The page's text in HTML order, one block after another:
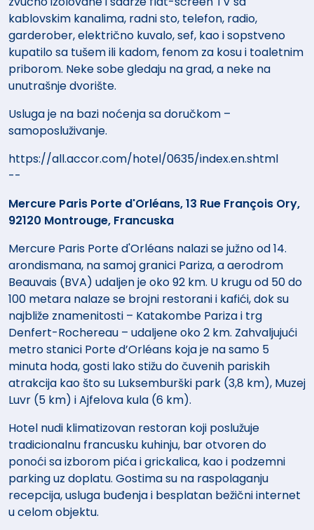
kablovskim kanalima, radni sto, telefon, radio,
garderober, električno kuvalo, sef, kao i sopstveno
kupatilo sa tušem ili kadom, fenom za kosu i toaletnim
priborom. Neke sobe gledaju na grad, a neke na
unutrašnje dvorište.
Usluga je na bazi noćenja sa doručkom –
samoposluživanje.
https://all.accor.com/hotel/0635/index.en.shtml
--
Mercure Paris Porte d'Orléans, 13 Rue François Ory,
92120 Montrouge, Francuska
Mercure Paris Porte d'Orléans nalazi se južno od 14.
arondismana, na samoj granici Pariza, a aerodrom
Beauvais (BVA) udaljen je oko 92 km. U krugu od 50 do
100 metara nalaze se brojni restorani i kafići, dok su
najbliže znamenitosti – Katakombe Pariza i trg
Denfert-Rochereau – udaljene oko 2 km. Zahvaljujući
metro stanici Porte d’Orléans koja je na samo 5
minuta hoda, gosti lako stižu do čuvenih pariskih
atrakcija kao što su Luksemburški park (3,8 km), Muzej
Luvr (5 km) i Ajfelova kula (6 km).
Hotel nudi klimatizovan restoran koji poslužuje
tradicionalnu francusku kuhinju, bar otvoren do
ponoći sa izborom pića i grickalica, kao i podzemni
parking uz doplatu. Gostima su na raspolaganju
recepcija, usluga buđenja i besplatan bežični internet
u celom objektu.